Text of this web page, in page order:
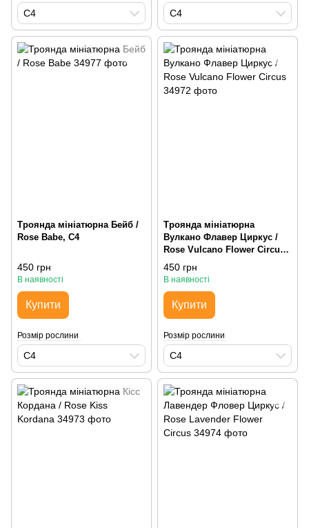
С4 С4
Троянда мініатюрна Бейб /
Rose Babe, С4
450 грн
В наявності
Купити
Розмір рослини
С4
Троянда мініатюрна
Вулкано Флавер Циркус /
Rose Vulcano Flower Circus,
С4
450 грн
В наявності
Купити
Розмір рослини
С4